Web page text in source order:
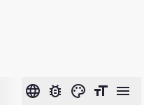
language bug_report color_lens format_size menu